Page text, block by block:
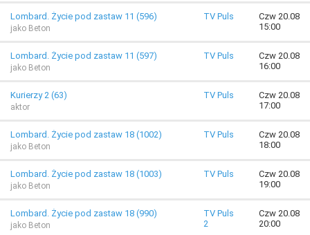
Lombard. Życie pod zastaw 11 (596)
jako Beton
TV Puls
Czw 20.08
15:00
Lombard. Życie pod zastaw 11 (597)
jako Beton
TV Puls
Czw 20.08
16:00
Kurierzy 2 (63)
aktor
TV Puls
Czw 20.08
17:00
Lombard. Życie pod zastaw 18 (1002)
jako Beton
TV Puls
Czw 20.08
18:00
Lombard. Życie pod zastaw 18 (1003)
jako Beton
TV Puls
Czw 20.08
19:00
Lombard. Życie pod zastaw 18 (990)
jako Beton
TV Puls
2
Czw 20.08
20:00